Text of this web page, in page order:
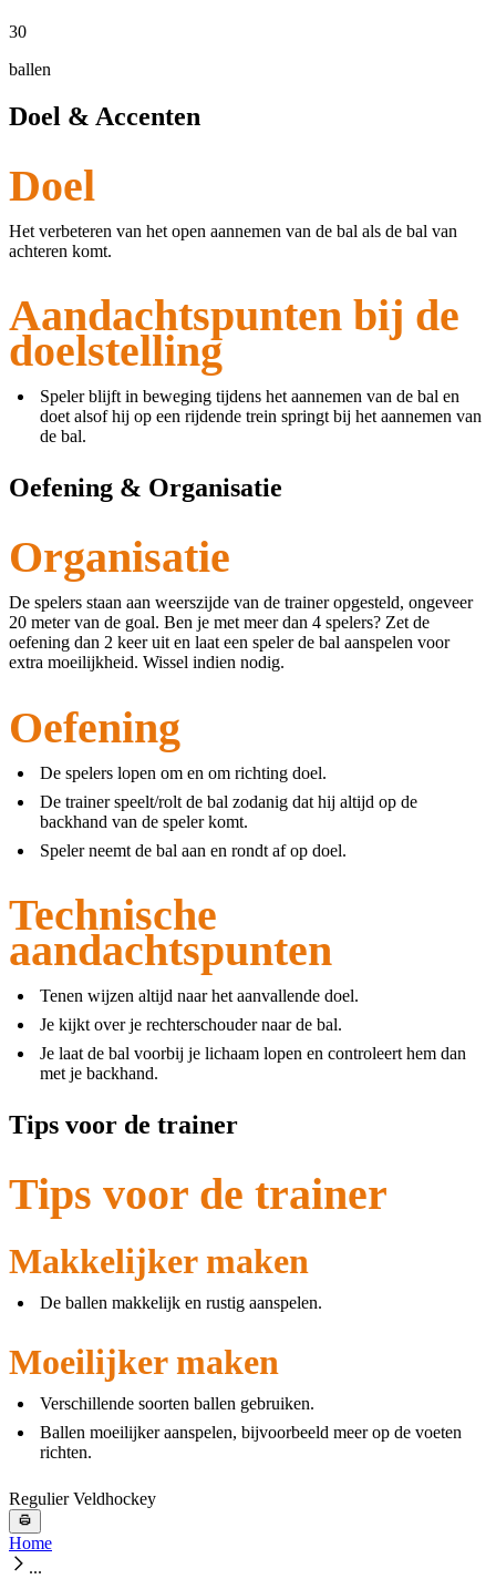
30
ballen
Doel & Accenten
Doel
Het verbeteren van het open aannemen van de bal als de bal van
achteren komt.
Aandachtspunten bij de
doelstelling
Speler blijft in beweging tijdens het aannemen van de bal en
doet alsof hij op een rijdende trein springt bij het aannemen van
de bal.
Oefening & Organisatie
Organisatie
De spelers staan aan weerszijde van de trainer opgesteld, ongeveer
20 meter van de goal. Ben je met meer dan 4 spelers? Zet de
oefening dan 2 keer uit en laat een speler de bal aanspelen voor
extra moeilijkheid. Wissel indien nodig.
Oefening
De spelers lopen om en om richting doel.
De trainer speelt/rolt de bal zodanig dat hij altijd op de
backhand van de speler komt.
Speler neemt de bal aan en rondt af op doel.
Technische
aandachtspunten
Tenen wijzen altijd naar het aanvallende doel.
Je kijkt over je rechterschouder naar de bal.
Je laat de bal voorbij je lichaam lopen en controleert hem dan
met je backhand.
Tips voor de trainer
Tips voor de trainer
Makkelijker maken
De ballen makkelijk en rustig aanspelen.
Moeilijker maken
Verschillende soorten ballen gebruiken.
Ballen moeilijker aanspelen, bijvoorbeeld meer op de voeten
richten.
Regulier Veldhockey
Home
...